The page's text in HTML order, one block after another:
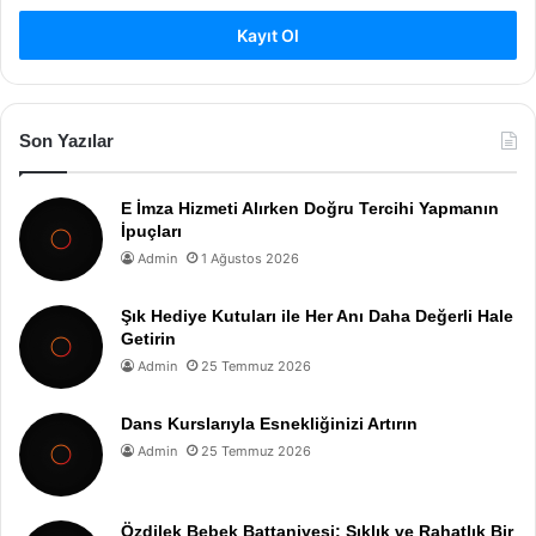
Kayıt Ol
Son Yazılar
E İmza Hizmeti Alırken Doğru Tercihi Yapmanın
İpuçları
Admin 1 Ağustos 2026
Şık Hediye Kutuları ile Her Anı Daha Değerli Hale
Getirin
Admin 25 Temmuz 2026
Dans Kurslarıyla Esnekliğinizi Artırın
Admin 25 Temmuz 2026
Özdilek Bebek Battaniyesi: Şıklık ve Rahatlık Bir